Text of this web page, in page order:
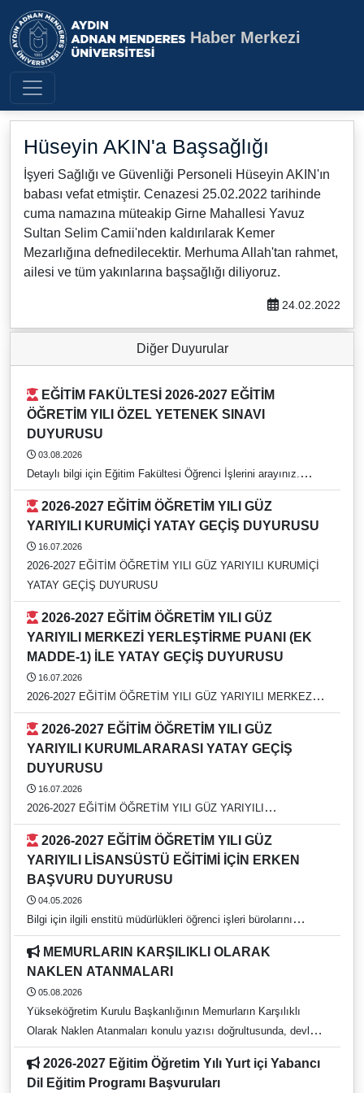
Aydın Adnan Menderes
Haber Merkezi
Hüseyin AKIN'a Başsağlığı
İşyeri Sağlığı ve Güvenliği Personeli Hüseyin AKIN'ın
babası vefat etmiştir. Cenazesi 25.02.2022 tarihinde
cuma namazına müteakip Girne Mahallesi Yavuz
Sultan Selim Camii'nden kaldırılarak Kemer
Mezarlığına defnedilecektir. Merhuma Allah'tan rahmet,
ailesi ve tüm yakınlarına başsağlığı diliyoruz.
24.02.2022
Diğer Duyurular
ÖĞRETİM YILI ÖZEL YETENEK SINAVI
DUYURUSU
03.08.2026
Detaylı bilgi için Eğitim Fakültesi Öğrenci İşlerini arayınız.
https://rehber.adu.edu.tr/#
YARIYILI KURUMİÇİ YATAY GEÇİŞ DUYURUSU
16.07.2026
2026-2027 EĞİTİM ÖĞRETİM YILI GÜZ YARIYILI KURUMİÇİ
YATAY GEÇİŞ DUYURUSU
YARIYILI MERKEZİ YERLEŞTİRME PUANI (EK
MADDE-1) İLE YATAY GEÇİŞ DUYURUSU
16.07.2026
2026-2027 EĞİTİM ÖĞRETİM YILI GÜZ YARIYILI MERKEZİ
YERLEŞTİRME PUANI (EK MADDE-1) İLE YATAY GEÇİŞ
DUYURUSU
YARIYILI KURUMLARARASI YATAY GEÇİŞ
DUYURUSU
16.07.2026
2026-2027 EĞİTİM ÖĞRETİM YILI GÜZ YARIYILI
KURUMLARARASI YATAY GEÇİŞ DUYURUSU
YARIYILI LİSANSÜSTÜ EĞİTİMİ İÇİN ERKEN
BAŞVURU DUYURUSU
04.05.2026
Bilgi için ilgili enstitü müdürlükleri öğrenci işleri bürolarını
arayınız. https://rehber.adu.edu.tr/
NAKLEN ATANMALARI
05.08.2026
Yükseköğretim Kurulu Başkanlığının Memurların Karşılıklı
Olarak Naklen Atanmaları konulu yazısı doğrultusunda, devlet
yükseköğretim kurumlarında görev yapan ve 657 sayılı Devlet
Memurları Kanunu kapsamında bulunan idari personelin
karşılıklı naklen atanma tercih işlemleri, 05 Ağustos 2026 – 21
Dil Eğitim Programı Başvuruları